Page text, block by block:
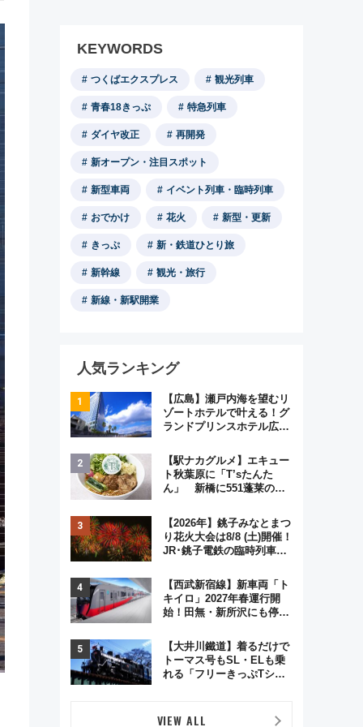
KEYWORDS
つくばエクスプレス 観光列車
青春18きっぷ 特急列車
ダイヤ改正 再開発
新オープン・注目スポット
新型車両 イベント列車・臨時列車
おでかけ 花火 新型・更新
きっぷ 新・鉄道ひとり旅
新幹線 観光・旅行
新線・新駅開業
人気ランキング
【広島】瀬戸内海を望むリ
ゾートホテルで叶える！グ
ランドプリンスホテル広島
ジュアルパーティープラン
【駅ナカグルメ】エキュー
ト秋葉原に「T’sたんた
ん」 新橋に551蓬莱の
オムライス専門店「肉とた
まご」新グルメ続々登場！
【2026年8月】
【2026年】銚子みなとまつ
り花火大会は8/8 (土)開催！
JR･銚子電鉄の臨時列車や
く8,000発の大迫力＆屋台
を満喫
【西武新宿線】新車両「ト
キイロ」2027年春運行開
始！田無・新所沢にも停
弾」も
【大井川鐵道】着るだけで
トーマス号もSL・ELも乗
れる「フリーきっぷTシャ
VIEW ALL